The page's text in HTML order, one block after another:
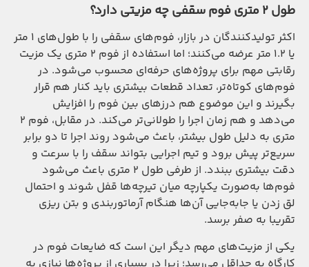
طول ۲ متری فوم سقفی چه مزیتی دارد؟
اکثر تولیدکنندگان در بازار، فوم‌های سقفی را با طول‌های ۱ متر
یا ۱.۲ متر عرضه می‌کنند؛ اما استفاده از فوم ۲ متری یک مزیت
رقابتی مهم برای پروژه‌های حرفه‌ای محسوب می‌شود. در
فوم‌های کوتاه‌تر، تعداد قطعات بیشتری باید کنار هم قرار
بگیرند و این موضوع هم درزهای بین فوم را افزایش
می‌دهد و هم زمان اجرا را طولانی‌تر می‌کند. در مقابل، فوم ۲
متری به دلیل طول بیشتر، باعث می‌شود روند اجرا تا دو برابر
سریع‌تر پیش برود و تیم اجرایی بتواند سقف را با سرعت و
دقت بیشتری ببندد. از طرفی طول ۲ متری باعث می‌شود
فوم‌ها به‌صورت یکپارچه میان تیرچه‌ها قفل شوند و احتمال
لق زدن یا جا‌به‌جایی آن‌ها هنگام آرماتوربندی و بتن ریزی
تقریبا به صفر برسد.
یکی از مزیت‌های مهم دیگر این است که ضایعات فوم در